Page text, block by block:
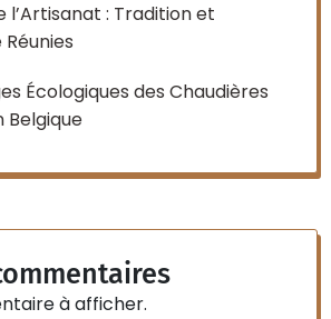
l’Artisanat : Tradition et
Écologiques des Chaudières
Belgique
à afficher.